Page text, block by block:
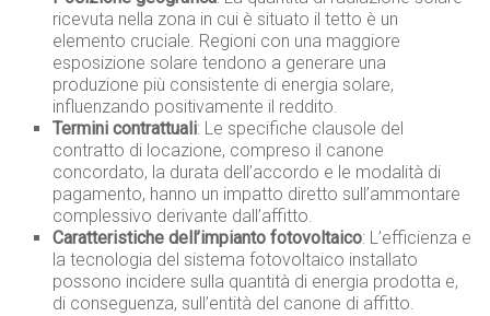
ricevuta nella zona in cui è situato il tetto è un
elemento cruciale. Regioni con una maggiore
esposizione solare tendono a generare una
produzione più consistente di energia solare,
influenzando positivamente il reddito.
Termini contrattuali: Le specifiche clausole del
contratto di locazione, compreso il canone
concordato, la durata dell’accordo e le modalità di
pagamento, hanno un impatto diretto sull’ammontare
complessivo derivante dall’affitto.
Caratteristiche dell’impianto fotovoltaico: L’efficienza e
la tecnologia del sistema fotovoltaico installato
possono incidere sulla quantità di energia prodotta e,
di conseguenza, sull’entità del canone di affitto.